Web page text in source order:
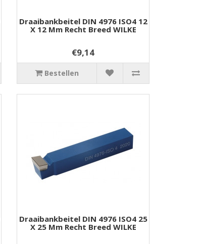
Draaibankbeitel DIN 4976 ISO4 12
X 12 Mm Recht Breed WILKE
€9,14
Bestellen
Draaibankbeitel DIN 4976 ISO4 25
X 25 Mm Recht Breed WILKE